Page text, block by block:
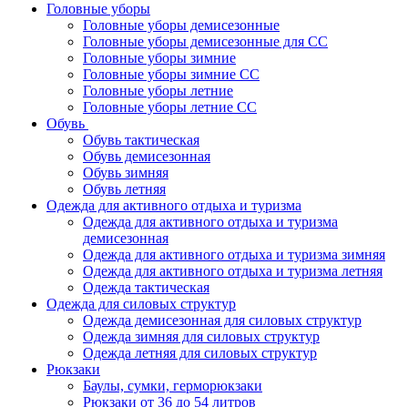
Головные уборы
Головные уборы демисезонные
Головные уборы демисезонные для СС
Головные уборы зимние
Головные уборы зимние СС
Головные уборы летние
Головные уборы летние СС
Обувь
Обувь тактическая
Обувь демисезонная
Обувь зимняя
Обувь летняя
Одежда для активного отдыха и туризма
Одежда для активного отдыха и туризма
демисезонная
Одежда для активного отдыха и туризма зимняя
Одежда для активного отдыха и туризма летняя
Одежда тактическая
Одежда для силовых структур
Одежда демисезонная для силовых структур
Одежда зимняя для силовых структур
Одежда летняя для силовых структур
Рюкзаки
Баулы, сумки, герморюкзаки
Рюкзаки от 36 до 54 литров